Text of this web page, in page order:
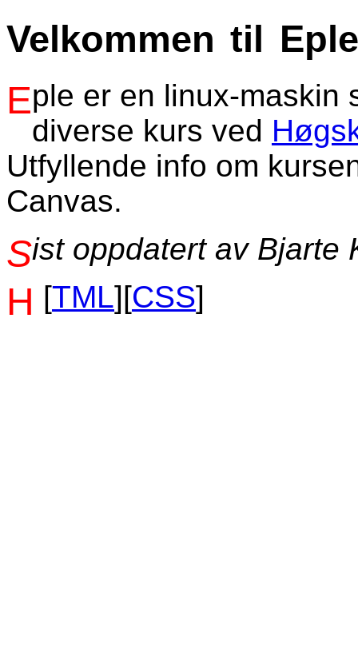
Velkommen til Eple
Eple er en linux-maskin som brukes som webtjener for
diverse kurs ved
Utfyllende info om
Canvas.
Sist oppdatert av
[HTML][CSS]